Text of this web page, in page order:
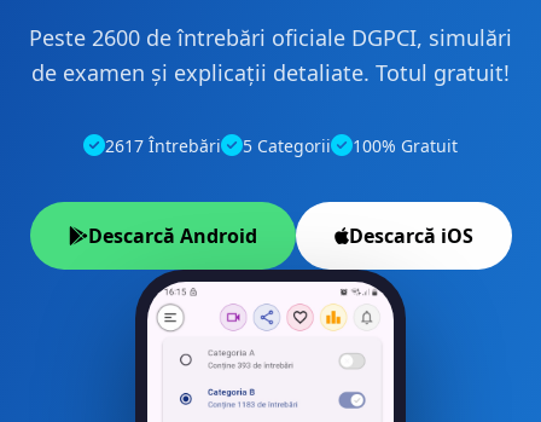
Peste 2600 de întrebări oficiale DGPCI, simulări
de examen și explicații detaliate. Totul gratuit!
2617 Întrebări 5 Categorii 100% Gratuit
Descarcă Android Descarcă iOS